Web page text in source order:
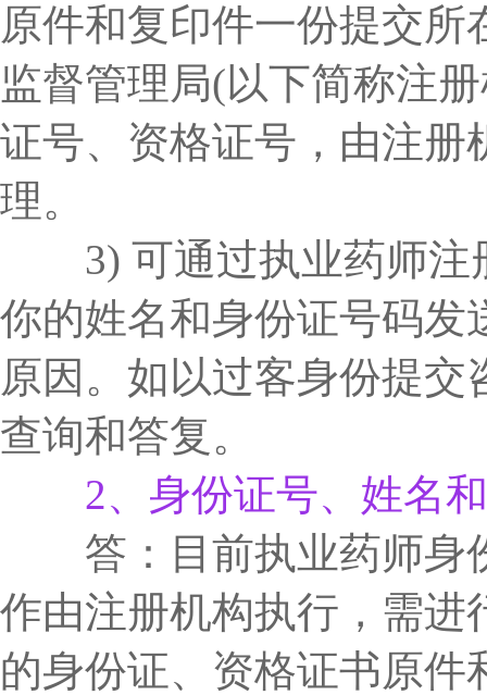
原件和复印件一份提交
监督管理局(以下简称注
证号、资格证号，由注册
理。
3) 可通过执业药师注
你的姓名和身份证号码发
原因。如以过客身份提
查询和答复。
2、身份证号、姓名
答：目前执业药师身
作由注册机构执行，需进
的身份证、资格证书原